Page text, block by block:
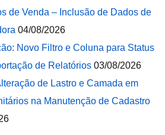
de Venda – Inclusão de Dados de
04/08/2026
Novo Filtro e Coluna para Status
de Relatórios 03/08/2026
de Lastro e Camada em
na Manutenção de Cadastro